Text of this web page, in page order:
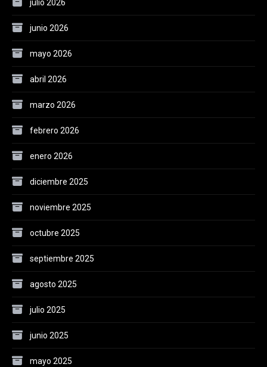
julio 2026
junio 2026
mayo 2026
abril 2026
marzo 2026
febrero 2026
enero 2026
diciembre 2025
noviembre 2025
octubre 2025
septiembre 2025
agosto 2025
julio 2025
junio 2025
mayo 2025